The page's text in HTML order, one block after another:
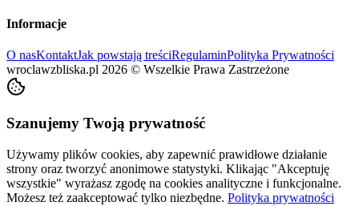
Informacje
O nasKontaktJak powstają treściRegulaminPolityka Prywatności
wroclawzbliska.pl 2026 © Wszelkie Prawa Zastrzeżone
Szanujemy Twoją prywatność
Używamy plików cookies, aby zapewnić prawidłowe działanie
strony oraz tworzyć anonimowe statystyki. Klikając "Akceptuję
wszystkie" wyrażasz zgodę na cookies analityczne i funkcjonalne.
Możesz też zaakceptować tylko niezbędne. Polityka prywatności